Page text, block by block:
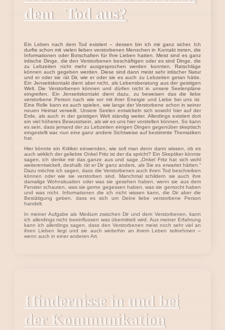
dem Tod aus?
Ein Leben nach dem Tod existiert – dessen bin ich mir ganz sicher. Ich
durfte schon mit vielen lieben verstorbenen Menschen in Kontakt treten, die
Informationen oder Botschaften für Ihre Lieben hatten. Meist sind es ganz
irdische Dinge, die den Verstorbenen beschäftigen oder es sind Dinge, die
zu Lebzeiten nicht mehr ausgesprochen werden konnten. Ratschläge
können auch gegeben werden. Diese sind dann meist sehr irdischer Natur
und er oder sie rät Dir, wie er oder sie es auch zu Lebzeiten getan hätte.
Ein Jenseitskontakt dient aber nicht, als Lebensberatung aus der geistigen
Welt. Die Verstorbenen können und dürfen nicht in unsere Seelenpläne
eingreifen. Ein Jenseitskontakt dient dazu, zu beweisen das die liebe
verstorbene Person nach wie vor mit ihrer Energie und Liebe bei uns ist.
Eine Rolle kann es auch spielen, wie lange der Verstorbene schon in seiner
neuen Heimat verweilt. Unsere Seelen entwickeln sich sowohl hier auf der
Erde, als auch in der geistigen Welt ständig weiter. Allerdings existiert dort
ein viel höheres Bewusstsein, als wir es uns hier vorstellen können. So kann
es sein, dass jemand der zu Lebzeiten einigen Dingen gegenüber skeptisch
eingestellt war, nun eine ganz andere Sichtweise auf bestimmte Thematiken
hat.
Hier könnte ein Kritiker einwenden, wie soll man denn dann wissen, ob es
auch wirklich der geliebte Onkel Fritz ist der da spricht? Ein Skeptiker könnte
sagen, ich denke mir das ganze aus und sage „Onkel Fritz hat sich wohl
weiterentwickelt, deshalb rät er Dir ganz anders, als Sie es erwartet hätten.“
Dazu möchte ich sagen, dass die Verstorbenen auch ihren Tod beschreiben
können oder wie sie verstorben sind. Manchmal schildern sie auch ihre
damalige Wohnsituation oder was sie gesehen haben, wenn sie aus dem
Fenster schauten, was sie gerne gegessen haben, was sie gemocht haben
und was nicht. Informationen die ich nicht wissen kann, die Dir aber die
Bestätigung geben, dass es sich um Deine liebe verstorbene Person
handelt.
In meiner Aufgabe als Medium zwischen Dir und dem Verstorbenen, kann
ich allerdings nicht beeinflussen was übermittelt wird. Aus meiner Erfahrung
kann ich allerdings sagen, dass den Verstorbenen meist noch sehr viel an
ihren Lieben liegt und sie auch weiterhin an ihrem Leben teilnehmen –
wenn auch in einer anderen Art.
Hindernisse in und bei
der Kommunikation